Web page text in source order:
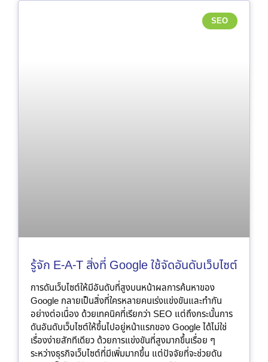
SEO
รู้จัก E-A-T สิ่งที่ Google ใช้จัดอันดับเว็บไซต์
การดันเว็บไซต์ให้มีอันดับที่สูงบนหน้าผลการค้นหาของ
Google กลายเป็นสิ่งที่ใครหลายคนเร่งแข่งขันและทำกัน
อย่างต่อเนื่อง ด้วยเทคนิคที่เรียกว่า SEO แต่ถึงกระนั้นการ
ดันอันดับเว็บไซต์ให้ขึ้นไปอยู่หน้าแรกของ Google ได้ไม่ใช่
เรื่องง่ายสักทีเดียว ด้วยการแข่งขันที่สูงมากขึ้นเรื่อย ๆ
ระหว่างธุรกิจเว็บไซต์ที่มีเพิ่มมากขึ้น แต่ปัจจัยที่จะช่วยดัน